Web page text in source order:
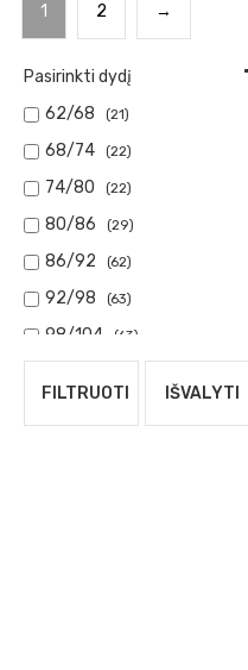
1 2 →
Pasirinkti dydį
62/68
(21)
68/74 (22)
74/80 (22)
80/86 (29)
86/92 (62)
92/98 (63)
98/104 (63)
FILTRUOTI IŠVALYTI